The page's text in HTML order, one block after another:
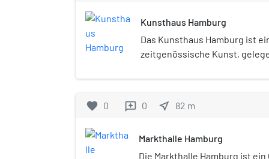
unterschiedlicher Art wie Konzerte,
Events, für die die Infrastruktur zur
Kunsthaus Hamburg
Das Kunsthaus Hamburg ist
zeitgenössische Kunst,
der Kulturbehörde Hamburg
Gruppenausstellungen
favorite 0 reviews 0 near_me 82 m
Markthalle Hamburg
Die Markthalle Hamburg ist